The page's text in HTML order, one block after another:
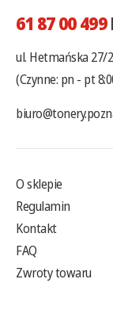
61 87 00 499
ul. Hetmańska 27/
(Czynne: pn - pt
O sklepie
Regulamin
Kontakt
FAQ
Zwroty towaru